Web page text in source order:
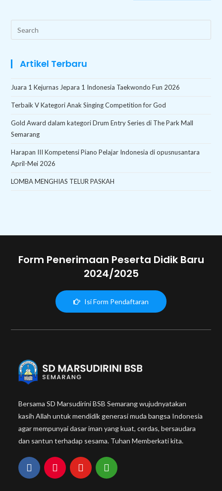
this
Artikel Terbaru
Juara 1 Kejurnas Jepara 1 Indonesia Taekwondo Fun 2026
Terbaik V Kategori Anak Singing Competition for God
Gold Award dalam kategori Drum Entry Series di The Park Mall
Semarang
Harapan III Kompetensi Piano Pelajar Indonesia di opusnusantara
April-Mei 2026
LOMBA MENGHIAS TELUR PASKAH
Form Penerimaan Peserta Didik Baru
2024/2025
Isi Form Pendaftaran
Bersama SD Marsudirini BSB Semarang wujudnyatakan
kasih Allah untuk mendidik generasi muda bangsa Indonesia
agar mempunyai dasar iman yang kuat, cerdas, bersaudara
dan santun terhadap sesama. Tuhan Memberkati kita.